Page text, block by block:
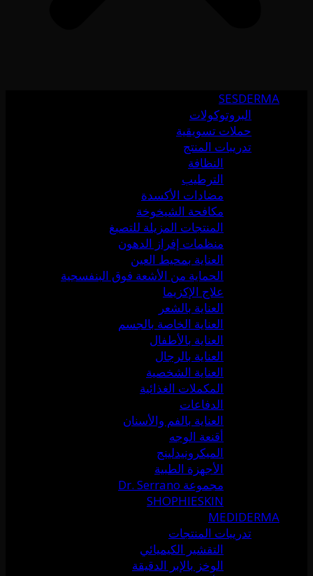
SESDERMA
البروتوكولات
حملات تسويقية
تدريبات المنتج
النظافة
الترطيب
مضادات الأكسدة
مكافحة الشيخوخة
المنتجات المزيلة للتصبغ
منظمات إفراز الدهون
العناية بمحيط العين
الحماية من الأشعة فوق البنفسجية
علاج الإكزيما
العناية بالشعر
العناية الخاصة بالجسم
العناية بالأطفال
العناية بالرجال
العناية الشخصية
المكملات الغذائية
الدفاعات
العناية بالفم والأسنان
أقنعة الوجه
الميكرونيدلينج
الأجهزة الطبية
مجموعة Dr. Serrano
SHOPHIESKIN
MEDIDERMA
تدريبات المنتجات
التقشير الكيميائي
الوخز بالإبر الدقيقة